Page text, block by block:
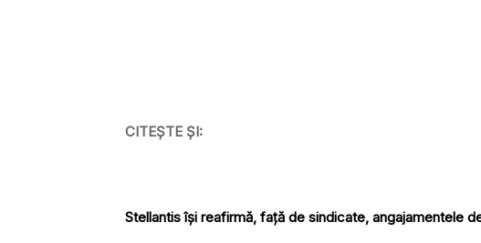
CITEȘTE ȘI:
Stellantis își reafirmă, față de sindicate, angajamentele